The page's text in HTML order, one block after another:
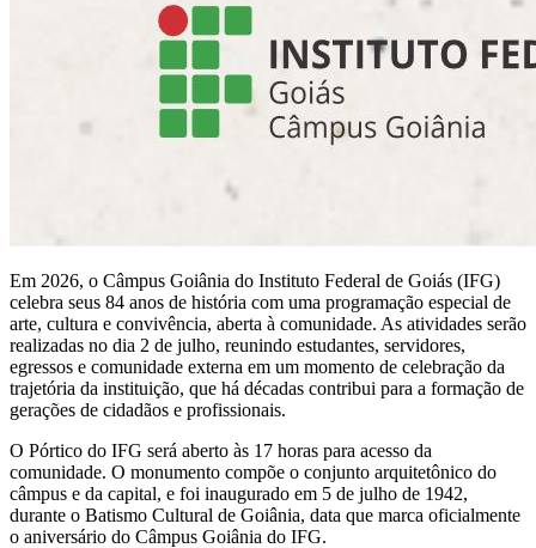
Em 2026, o Câmpus Goiânia do Instituto Federal de Goiás (IFG)
celebra seus 84 anos de história com uma programação especial de
arte, cultura e convivência, aberta à comunidade. As atividades serão
realizadas no dia 2 de julho, reunindo estudantes, servidores,
egressos e comunidade externa em um momento de celebração da
trajetória da instituição, que há décadas contribui para a formação de
gerações de cidadãos e profissionais.
O Pórtico do IFG será aberto às 17 horas para acesso da
comunidade. O monumento compõe o conjunto arquitetônico do
câmpus e da capital, e foi inaugurado em 5 de julho de 1942,
durante o Batismo Cultural de Goiânia, data que marca oficialmente
o aniversário do Câmpus Goiânia do IFG.